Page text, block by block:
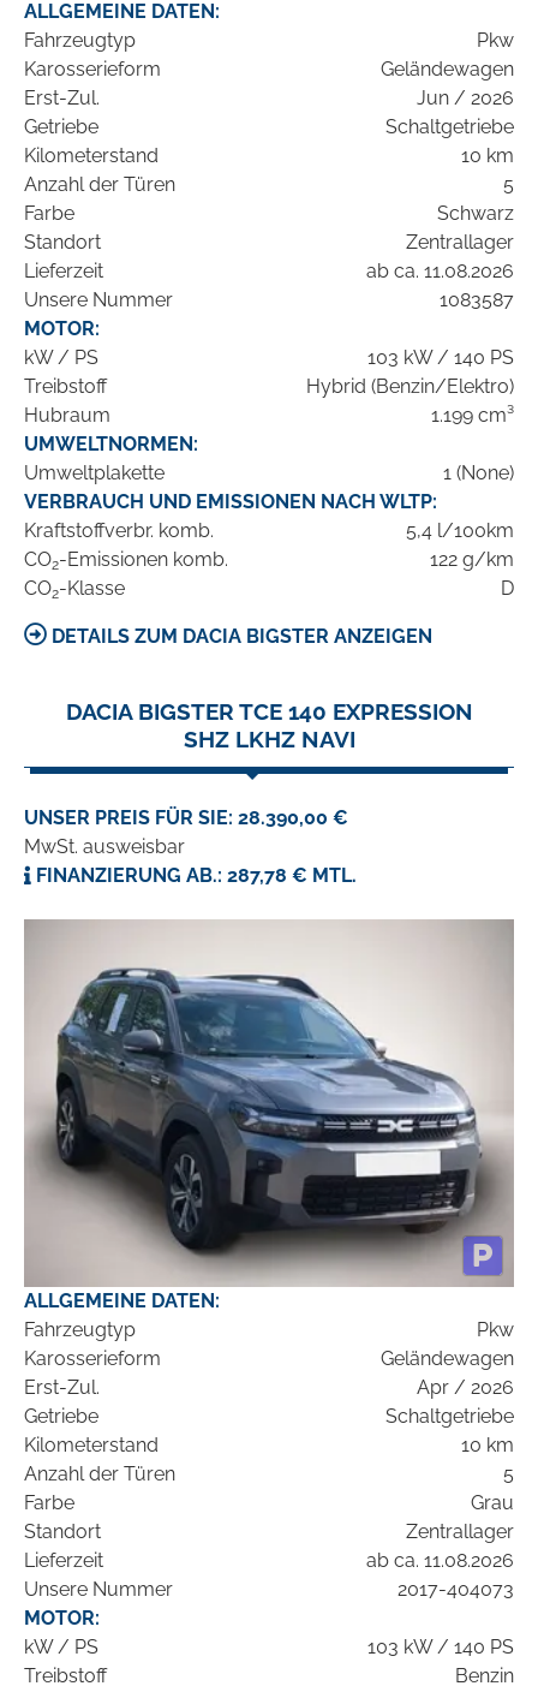
ALLGEMEINE DATEN:
Fahrzeugtyp
Pkw
Karosserieform
Geländewagen
Erst-Zul.
Jun / 2026
Getriebe
Schaltgetriebe
Kilometerstand
10 km
Anzahl der Türen
5
Farbe
Schwarz
Standort
Zentrallager
Lieferzeit
ab ca. 11.08.2026
Unsere Nummer
1083587
MOTOR:
kW / PS
103 kW / 140 PS
Treibstoff
Hybrid (Benzin/Elektro)
Hubraum
1.199 cm³
UMWELTNORMEN:
Umweltplakette
1 (None)
VERBRAUCH UND EMISSIONEN NACH WLTP:
Kraftstoffverbr. komb.
5,4 l/100km
CO2-Emissionen komb.
122 g/km
CO2-Klasse D
DETAILS ZUM DACIA BIGSTER ANZEIGEN
DACIA BIGSTER TCE 140 EXPRESSION
SHZ LKHZ NAVI
UNSER PREIS FÜR SIE: 28.390,00 €
MwSt. ausweisbar
FINANZIERUNG AB.: 287,78 € MTL.
ALLGEMEINE DATEN:
Fahrzeugtyp
Pkw
Karosserieform
Geländewagen
Erst-Zul.
Apr / 2026
Getriebe
Schaltgetriebe
Kilometerstand
10 km
Anzahl der Türen
5
Farbe
Grau
Standort
Zentrallager
Lieferzeit
ab ca. 11.08.2026
Unsere Nummer
2017-404073
MOTOR:
kW / PS
103 kW / 140 PS
Treibstoff
Benzin